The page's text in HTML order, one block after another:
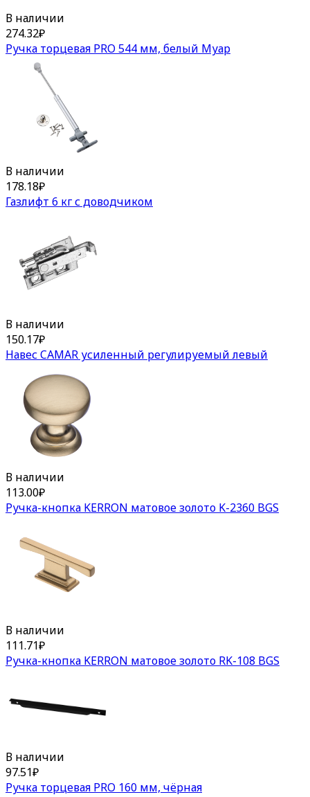
В наличии
274.32₽
Ручка торцевая PRO 544 мм, белый Муар
В наличии
178.18₽
Газлифт 6 кг с доводчиком
В наличии
150.17₽
Навес CAMAR усиленный регулируемый левый
В наличии
113.00₽
Ручка-кнопка KERRON матовое золото K-2360 BGS
В наличии
111.71₽
Ручка-кнопка KERRON матовое золото RK-108 BGS
В наличии
97.51₽
Ручка торцевая PRO 160 мм, чёрная